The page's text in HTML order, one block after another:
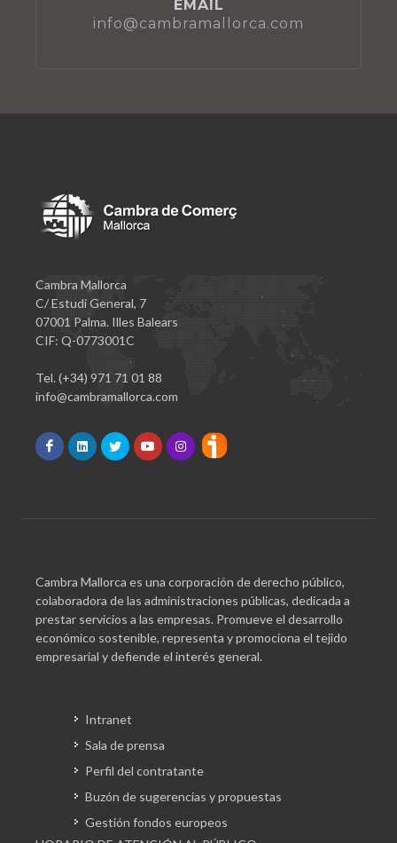
EMAIL
info@cambramallorca.com
Cambra Mallorca
C/ Estudi General, 7
07001 Palma. Illes Balears
CIF: Q-0773001C
Tel. (+34) 971 71 01 88
info@cambramallorca.com
Cambra Mallorca es una corporación de derecho público,
colaboradora de las administraciones públicas, dedicada a
prestar servicios a las empresas. Promueve el desarrollo
económico sostenible, representa y promociona el tejido
empresarial y defiende el interés general.
Intranet
Sala de prensa
Perfil del contratante
Buzón de sugerencias y propuestas
Gestión fondos europeos